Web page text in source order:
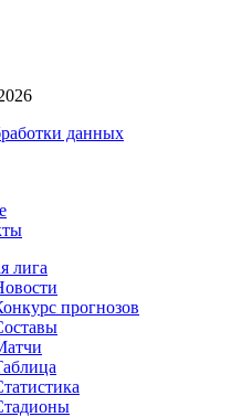
данных
лига
прогнозов